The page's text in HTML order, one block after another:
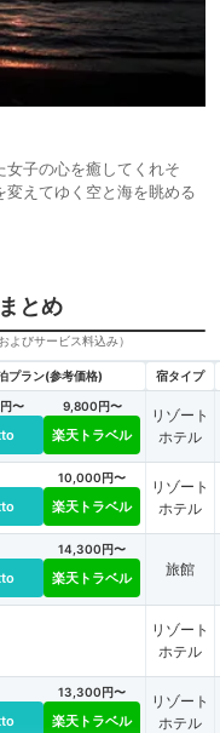
子の心を癒してくれそ
変えてゆく空と海を眺める
とめ
びサービス料込み）
プラン(参考価格) 宿タイプ
〜 9,800円〜
楽天トラベル
リゾート
ホテル
10,000円〜
楽天トラベル
リゾート
ホテル
14,300円〜
楽天トラベル 旅館
リゾート
ホテル
13,300円〜
楽天トラベル
リゾート
ホテル